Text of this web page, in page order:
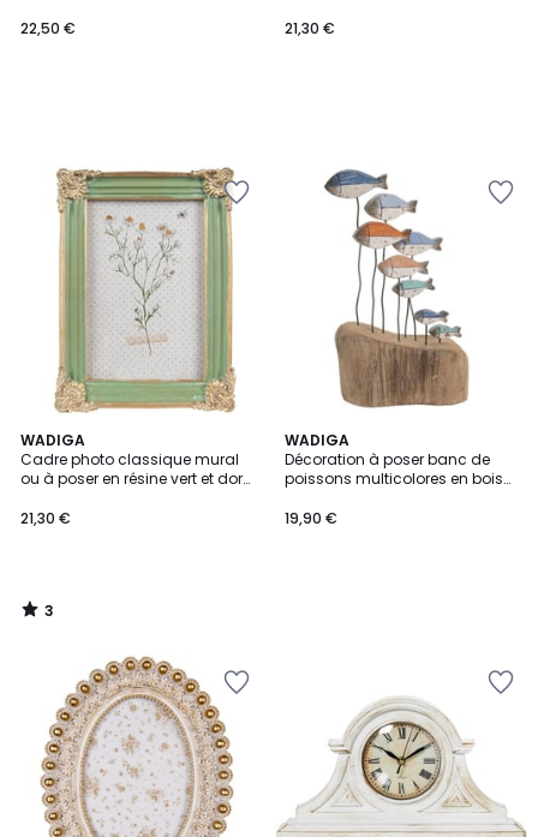
22,50 €
21,30 €
WADIGA
Cadre photo classique mural
ou à poser en résine vert et doré
21,30 €
3
/
5
3
/
WADIGA
Décoration à poser banc de
poissons multicolores en bois
19,90 €